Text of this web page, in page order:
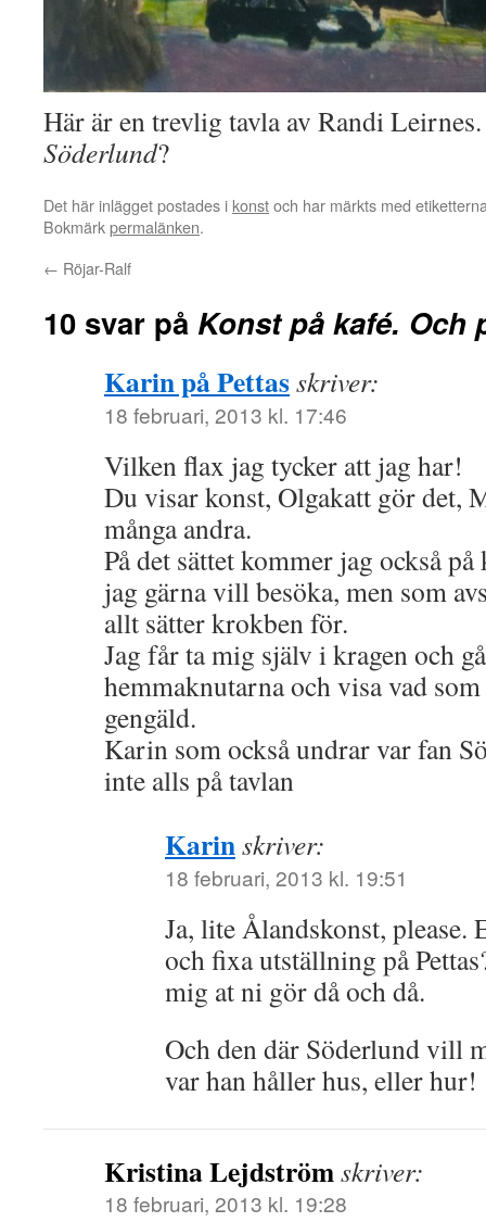
Här är en trevlig tavla av Randi
Söderlund?
Det här inlägget postades i konstoch har märkts med
Bokmärkpermalänken.
← Röjar-Ralf
10 svar på Konst på kafé. Och
Karin på Pettasskriver:
18 februari, 2013 kl. 17:46
Vilken flax jag tycker att jag har!
Du visar konst, Olgakatt gör det,
många andra.
På det sättet kommer jag också
jag gärna vill besöka, men som
allt sätter krokben för.
Jag får ta mig själv i kragen och
hemmaknutarna och visa vad
gengäld.
Karin som också undrar var fan
inte alls på tavlan
Karinskriver:
18 februari, 2013 kl. 19:51
Ja, lite Ålandskonst, please.
och fixa utställning på
mig at ni gör då och då.
Och den där Söderlund vill
var han håller hus, eller hur!
Kristina Lejdströmskriver:
18 februari, 2013 kl. 19:28